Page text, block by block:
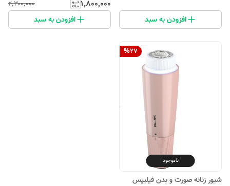
افزودن به سبد
۱٬۸۰۰٬۰۰۰ ۲٬۳۰۰٬۰۰۰
افزودن به سبد
%27
ناموجود
شیور زنانه صورت و بدن فیلیپس